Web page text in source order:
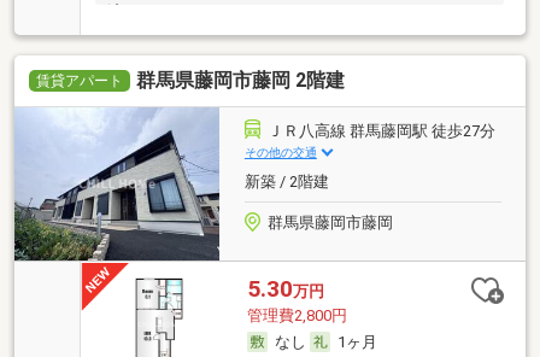
済可
賃貸アパート 群馬県藤岡市藤岡 2階建
ＪＲ八高線 群馬藤岡駅 徒歩27分
その他の交通
新築 / 2階建
群馬県藤岡市藤岡
5.30万円
管理費2,800円
なし
1ヶ月